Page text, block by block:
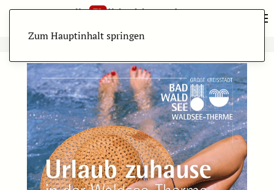
Zum Hauptinhalt springen